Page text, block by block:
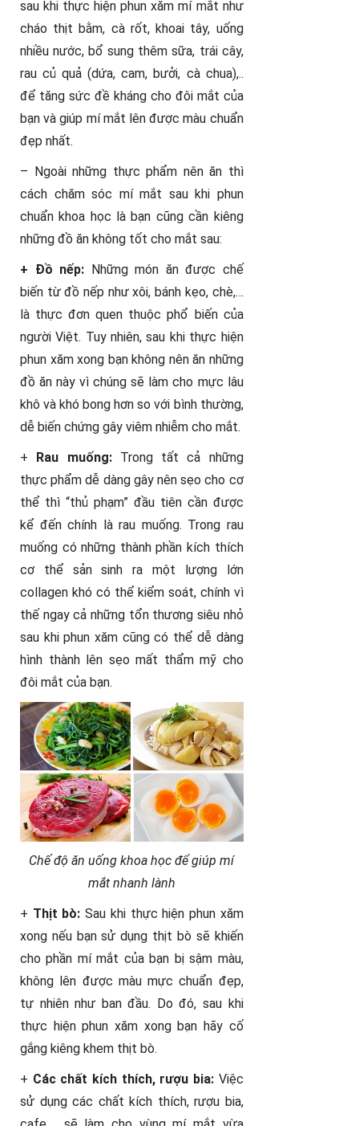
sau khi thực hiện phun xăm mí mắt như
cháo thịt bằm, cà rốt, khoai tây, uống
nhiều nước, bổ sung thêm sữa, trái cây,
rau củ quả (dứa, cam, bưởi, cà chua),..
để tăng sức đề kháng cho đôi mắt của
bạn và giúp mí mắt lên được màu chuẩn
đẹp nhất.
– Ngoài những thực phẩm nên ăn thì
cách chăm sóc mí mắt sau khi phun
chuẩn khoa học là bạn cũng cần kiêng
những đồ ăn không tốt cho mắt sau:
+ Đồ nếp: Những món ăn được chế
biến từ đồ nếp như xôi, bánh kẹo, chè,…
là thực đơn quen thuộc phổ biến của
người Việt. Tuy nhiên, sau khi thực hiện
phun xăm xong bạn không nên ăn những
đồ ăn này vì chúng sẽ làm cho mực lâu
khô và khó bong hơn so với bình thường,
dễ biến chứng gây viêm nhiễm cho mắt.
+ Rau muống:Trong tất cả những
thực phẩm dễ dàng gây nên sẹo cho cơ
thể thì “thủ phạm” đầu tiên cần được
kể đến chính là rau muống. Trong rau
muống có những thành phần kích thích
cơ thể sản sinh ra một lượng lớn
collagen khó có thể kiểm soát, chính vì
thế ngay cả những tổn thương siêu nhỏ
sau khi phun xăm cũng có thể dễ dàng
hình thành lên sẹo mất thẩm mỹ cho
đôi mắt của bạn.
Chế độ ăn uống khoa học để giúp mí
mắt nhanh lành
+ Thịt bò:Sau khi thực hiện phun xăm
xong nếu bạn sử dụng thịt bò sẽ khiến
cho phần mí mắt của bạn bị sậm màu,
không lên được màu mực chuẩn đẹp,
tự nhiên như ban đầu. Do đó, sau khi
thực hiện phun xăm xong bạn hãy cố
gắng kiêng khem thịt bò.
+ Các chất kích thích, rượu bia:Việc
sử dụng các chất kích thích, rượu bia,